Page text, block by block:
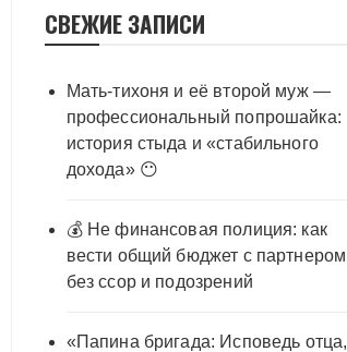
СВЕЖИЕ ЗАПИСИ
Мать-тихоня и её второй муж —
профессиональный попрошайка:
история стыда и «стабильного
дохода» 😶
💰 Не финансовая полиция: как
вести общий бюджет с партнером
без ссор и подозрений
«Папина бригада: Исповедь отца,